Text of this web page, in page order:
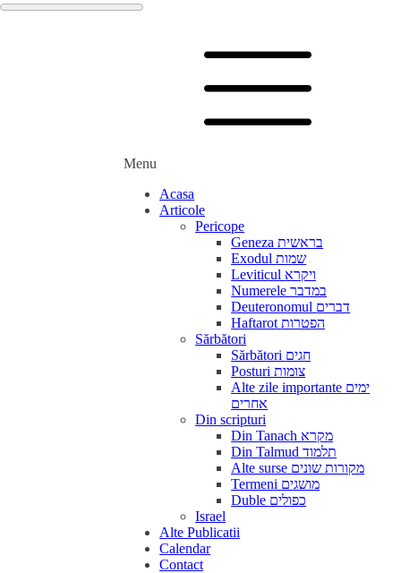
Menu
Acasa
Articole
Pericope
Geneza בראשית
Exodul שמות
Leviticul ויקרא
Numerele במדבר
Deuteronomul דברים
Haftarot הפטרות
Sărbători
Sărbători חגים
Posturi צומות
Alte zile importante ימים
אחרים
Din scripturi
Din Tanach מקרא
Din Talmud תלמוד
Alte surse מקורות שונים
Termeni מושגים
Duble כפולים
Israel
Alte Publicatii
Calendar
Contact